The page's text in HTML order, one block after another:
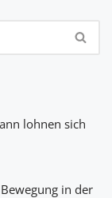
lohnen sich
in der